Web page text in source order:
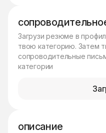
Загрузи резюме в
твою категорию. Затем
сопроводительные
категории
описание